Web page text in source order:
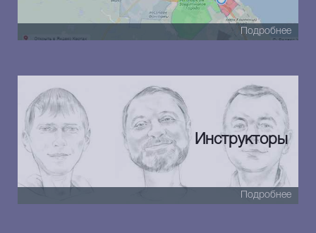
Подробнее
Инструкторы
Подробнее